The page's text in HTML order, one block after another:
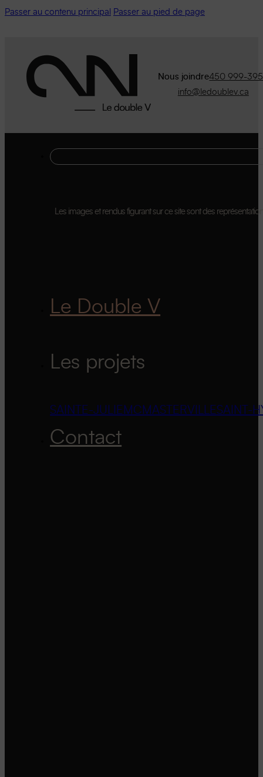
Passer au contenu principal Passer au pied de page
Nous joindre450 999-
info@ledoublev.ca
Les images et rendus figurant sur ce site sont des
Le Double V
Les projets
SAINTE-JULIE MCMASTERVILLESAINT-
Contact